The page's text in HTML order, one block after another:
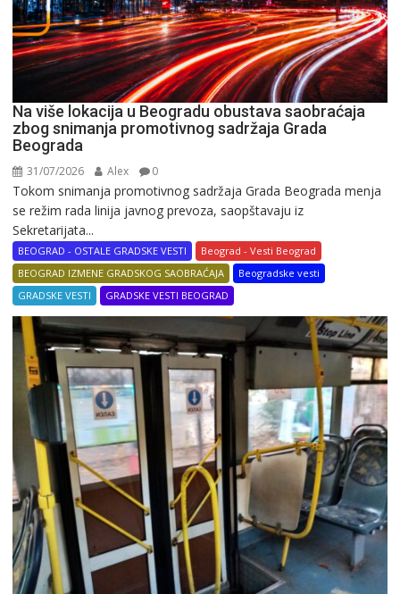
Na više lokacija u Beogradu obustava saobraćaja
zbog snimanja promotivnog sadržaja Grada
Beograda
31/07/2026 Alex 0
Tokom snimanja promotivnog sadržaja Grada Beograda menja
se režim rada linija javnog prevoza, saopštavaju iz
Sekretarijata...
BEOGRAD - OSTALE GRADSKE VESTI
Beograd - Vesti Beograd
BEOGRAD IZMENE GRADSKOG SAOBRAĆAJA
Beogradske vesti
GRADSKE VESTI
GRADSKE VESTI BEOGRAD